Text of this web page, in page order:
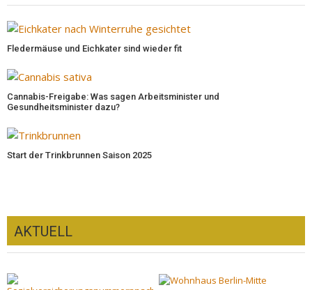
Fledermäuse und Eichkater sind wieder fit
Cannabis-Freigabe: Was sagen Arbeitsminister und
Gesundheitsminister dazu?
Start der Trinkbrunnen Saison 2025
AKTUELL